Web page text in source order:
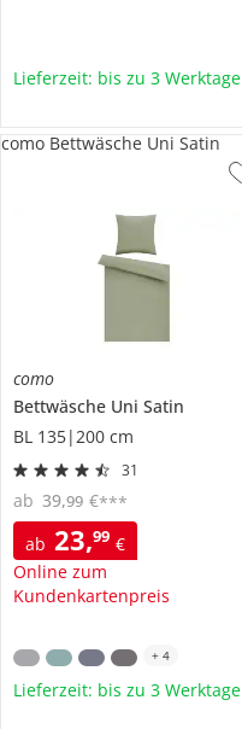
Lieferzeit: bis zu 3 Werktage
como
Bettwäsche Uni Satin
BL 135|200 cm
31
ab 23,99 €
Online zum
Kundenkartenpreis
ab 39,99 €***
como Bettwäsche Uni Satin
+ 4
Lieferzeit: bis zu 3 Werktage